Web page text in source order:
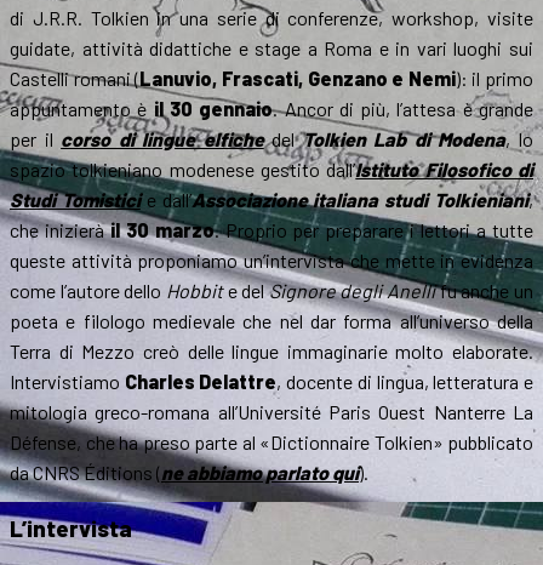
di J.R.R. Tolkien in una serie di conferenze, workshop, visite
guidate, attività didattiche e stage a Roma e in vari luoghi sui
Castelli romani (Lanuvio, Frascati, Genzano e Nemi): il primo
appuntamento è il 30 gennaio. Ancor di più, l’attesa è grande
per il corso di lingue elfichedelTolkien Lab di Modena, lo
spazio tolkieniano modenese gestito dall’Istituto Filosofico di
Studi Tomisticie dall’Associazione italiana studi Tolkieniani,
che inizieràil 30 marzo. Proprio per preparare i lettori a tutte
queste attività proponiamo un’intervista che mette in evidenza
come l’autore dello Hobbite delSignore degli Anellifu anche un
poeta e filologo medievale che nel dar forma all’universo della
Terra di Mezzo creò delle lingue immaginarie molto elaborate.
Intervistiamo Charles Delattre, docente di lingua, letteratura e
mitologia greco-romana all’Université Paris Ouest Nanterre La
Défense, che ha preso parte al «Dictionnaire Tolkien» pubblicato
da CNRS Éditions (ne abbiamo parlato qui).
L’intervista